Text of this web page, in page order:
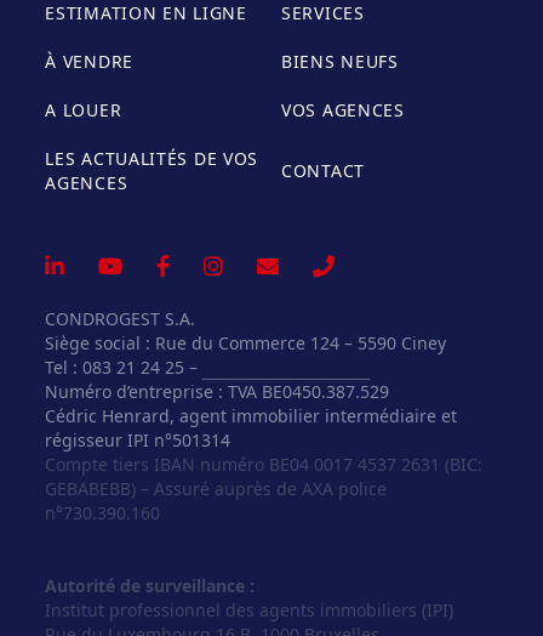
ESTIMATION EN LIGNE SERVICES
À VENDRE BIENS NEUFS
A LOUER VOS AGENCES
LES ACTUALITÉS DE VOS
AGENCES
CONTACT
CONDROGEST S.A.
Siège social : Rue du Commerce 124 – 5590 Ciney
Tel : 083 21 24 25 –
Numéro d’entreprise : TVA BE0450.387.529
Cédric Henrard, agent immobilier intermédiaire et
régisseur IPI n°501314
Compte tiers IBAN numéro BE04 0017 4537 2631 (BIC:
GEBABEBB) – Assuré auprès de AXA police
n°730.390.160
Autorité de surveillance :
Institut professionnel des agents immobiliers (IPI)